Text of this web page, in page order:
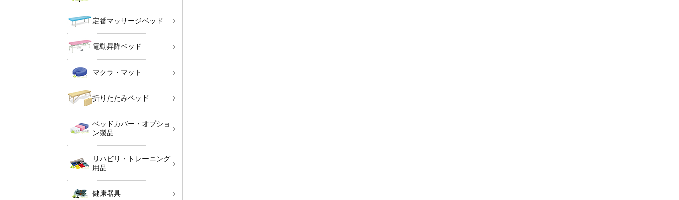
定番マッサージベッド
電動昇降ベッド
マクラ・マット
折りたたみベッド
ベッドカバー・オプショ
ン製品
リハビリ・トレーニング
用品
健康器具